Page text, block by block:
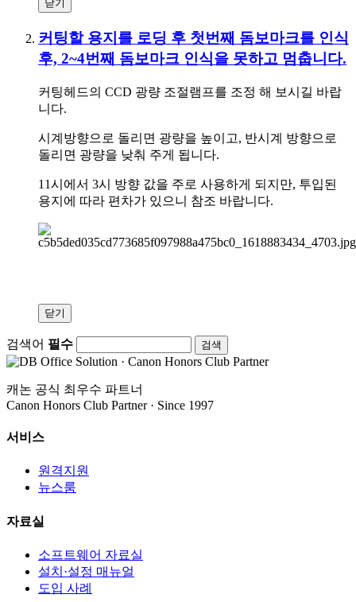
닫기
커팅할 용지를 로딩 후 첫번째 돔보마크를 인식
후, 2~4번째 돔보마크 인식을 못하고 멈춥니다.
커팅헤드의 CCD 광량 조절램프를 조정 해 보시길 바랍
니다.
시계방향으로 돌리면 광량을 높이고, 반시계 방향으로
돌리면 광량을 낮춰 주게 됩니다.
11시에서 3시 방향 값을 주로 사용하게 되지만, 투입된
용지에 따라 편차가 있으니 참조 바랍니다.
닫기
검색어 필수
캐논 공식 최우수 파트너
Canon Honors Club Partner · Since 1997
서비스
원격지원
뉴스룸
자료실
소프트웨어 자료실
설치·설정 매뉴얼
도입 사례